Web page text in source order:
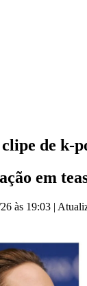
de k-
em
às 19:03 |